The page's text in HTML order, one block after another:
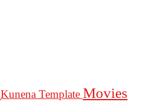
Kunena Template Movies